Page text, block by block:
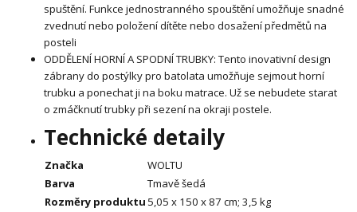
spuštění. Funkce jednostranného spouštění umožňuje snadné
zvednutí nebo položení dítěte nebo dosažení předmětů na
posteli
ODDĚLENÍ HORNÍ A SPODNÍ TRUBKY: Tento inovativní design
zábrany do postýlky pro batolata umožňuje sejmout horní
trubku a ponechat ji na boku matrace. Už se nebudete starat
o zmáčknutí trubky při sezení na okraji postele.
Technické detaily
Značka
WOLTU
Barva
Tmavě šedá
Rozměry produktu 5,05 x 150 x 87 cm; 3,5 kg